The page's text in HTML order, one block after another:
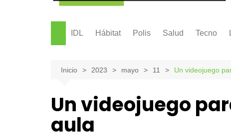
IDL Hábitat Polis Salud Tecno
Inicio 2023 mayo 11 Un videojuego
Un videojuego
aula